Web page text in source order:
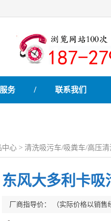
务 / 联系我们
中心 > 清洗吸污车/吸粪车/高压清
东风大多利卡吸
厂商指导价： （实际价格以销